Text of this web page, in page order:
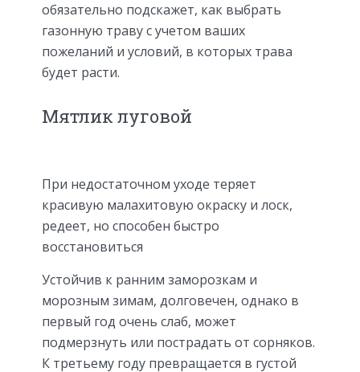
обязательно подскажет, как выбрать
газонную траву с учетом ваших
пожеланий и условий, в которых трава
будет расти.
Мятлик луговой
При недостаточном уходе теряет
красивую малахитовую окраску и лоск,
редеет, но способен быстро
восстановиться
Устойчив к ранним заморозкам и
морозным зимам, долговечен, однако в
первый год очень слаб, может
подмерзнуть или пострадать от сорняков.
К третьему году превращается в густой